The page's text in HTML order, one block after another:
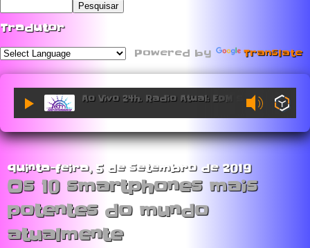
Tradutor
Powered by Translate
Ao Vivo 24h. Radio Atual: EDM Sessions.
quinta-feira, 5 de setembro de 2019
Os 10 smartphones mais
potentes do mundo
atualmente